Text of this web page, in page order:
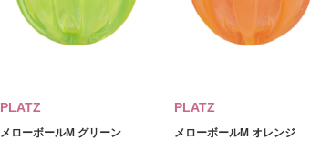
PLATZ
メローボールM グリーン
PLATZ
メローボールM オレンジ